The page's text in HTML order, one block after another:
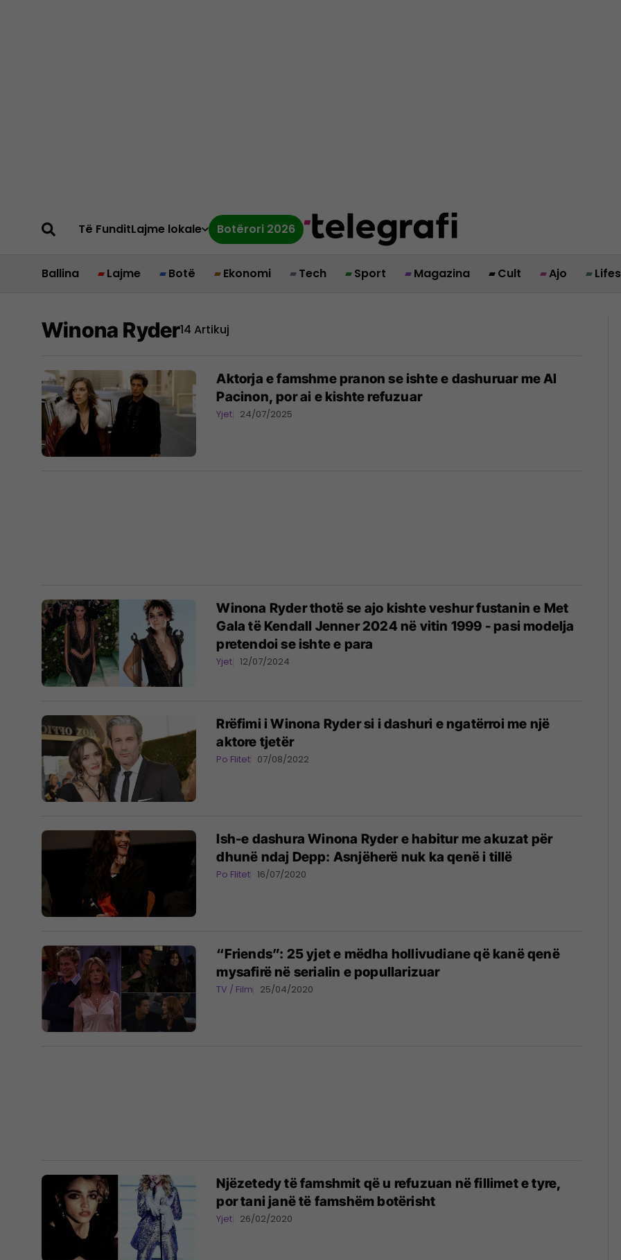
Të FunditLajme lokale Botërori 2026
Ballina Lajme Botë Ekonomi Tech Sport Magazina Cult Ajo
Winona Ryder14 Artikuj
Aktorja e famshme pranon se ishte e dashuruar me Al
Pacinon, por ai e kishte refuzuar
Yjet 24/07/2025
Winona Ryder thotë se ajo kishte veshur fustanin e Met
Gala të Kendall Jenner 2024 në vitin 1999 - pasi modelja
pretendoi se ishte e para
Yjet 12/07/2024
Rrëfimi i Winona Ryder si i dashuri e ngatërroi me një
aktore tjetër
Po Flitet 07/08/2022
Ish-e dashura Winona Ryder e habitur me akuzat për
dhunë ndaj Depp: Asnjëherë nuk ka qenë i tillë
Po Flitet 16/07/2020
“Friends”: 25 yjet e mëdha hollivudiane që kanë qenë
mysafirë në serialin e popullarizuar
TV / Film 25/04/2020
Njëzetedy të famshmit që u refuzuan në fillimet e tyre,
por tani janë të famshëm botërisht
Yjet 26/02/2020